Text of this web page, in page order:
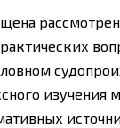
изучения